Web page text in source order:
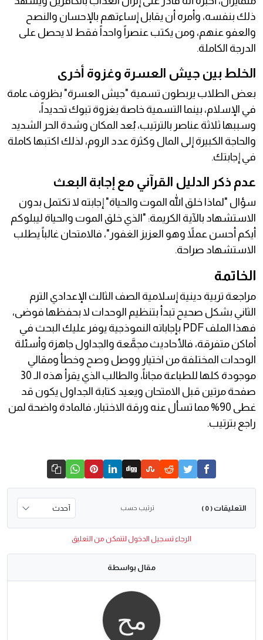
ذلك بنفسه، وأمره أن يقابل إساءتهم بالإحسان والنصح
والعفو عنهم، ومن يكتب عنصراً واحداً فقط لا يحصل على
الدرجة الكاملة.
الخلط بين جيش العسرة وغزوة أخرى
بعض الطلاب يربطون تسمية "جيش العسرة" بظروف عامة
في الإسلام، بينما التسمية خاصة بغزوة تبوك تحديداً،
وسببها ثلاثة عناصر بالترتيب، بُعد المكان وشدة الحر الشديد
والحاجة الكبيرة إلى المال وكثرة عدد الروم، لذلك اكتبها كاملة
في إجابتك.
عدم ذكر الدليل القرآني مع إجابة البعث
سؤال "لماذا خلق الله الموت والحياة" إجابته لا تكتمل بدون
الاستشهاد بالآية الكريمة: "الذي خلق الموت والحياة ليبلوكم
أيكم أحسن عملاً وهو العزيز الغفور"، فالامتحان غالباً يطلب
الاستشهاد صراحة.
الخاتمة
مراجعة تربية دينية إسلامية الصف الثالث الإعدادي الترم
الثاني بشكل صحيح تبدأ بتنظيم الوحدات لا بحفظها فوضى،
فهذا الملف PDF بإجاباته النموذجية يوفر عليك البحث في
أماكن متفرقة، فالأحاديث مجمَّعة والجداول جاهزة وأسئلة
الوحدات المختلفة من اختيار ووصل وصح وخطأ ومقالي
موجودة كلها للطباعة مجاناً، والطالب الذي يقرأ هذه الـ 30
صفحة مرتين قبل الامتحان ويعيد كتابة الجداول يكون قد
غطى 90% مما تسأل عنه ورقة الاختبار، فالمادة واضحة لمن
راجع بترتيب.
التعليقات ( 0 ) ترتيب حسب
الرجاء تسجيل الدخول لتتمكن من التعليق
مقال بواسطة